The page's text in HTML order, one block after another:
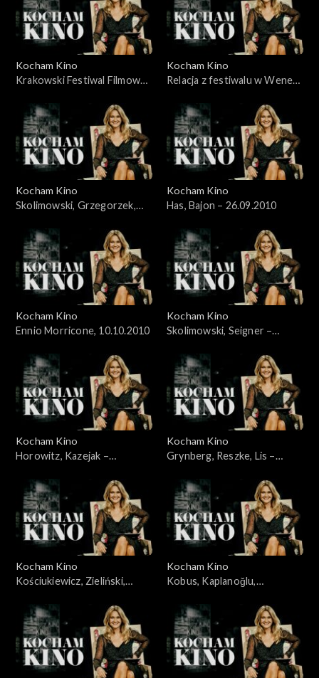
Kocham Kino
Krakowski Festiwal Filmowy
Kocham Kino
Relacja z festiwalu w Wenecji
Kocham Kino
Skolimowski, Grzegorzek,
Kocham Kino
Has, Bajon – 26.09.2010
Kocham Kino
Ennio Morricone, 10.10.2010
Kocham Kino
Skolimowski, Seigner –
Kocham Kino
Horowitz, Kazejak –
Kocham Kino
Grynberg, Reszke, Lis –
Kocham Kino
Kościukiewicz, Zieliński,
Kocham Kino
Kobus, Kaplanoğlu,
21.11.2010